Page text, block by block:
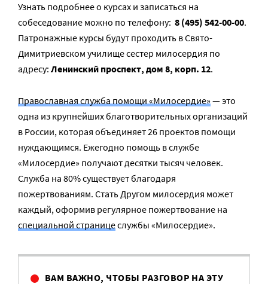
Узнать подробнее о курсах и записаться на
собеседование можно по телефону: 8 (495) 542-00-00.
Патронажные курсы будут проходить в Свято-
Димитриевском училище сестер милосердия по
адресу: Ленинский проспект, дом 8, корп. 12.
Православная служба помощи «Милосердие»— это
одна из крупнейших благотворительных организаций
в России, которая объединяет 26 проектов помощи
нуждающимся. Ежегодно помощь в службе
«Милосердие» получают десятки тысяч человек.
Служба на 80% существует благодаря
пожертвованиям. Стать Другом милосердия может
каждый, оформив регулярное пожертвование на
специальной страницеслужбы «Милосердие».
ВАМ ВАЖНО, ЧТОБЫ РАЗГОВОР НА ЭТУ